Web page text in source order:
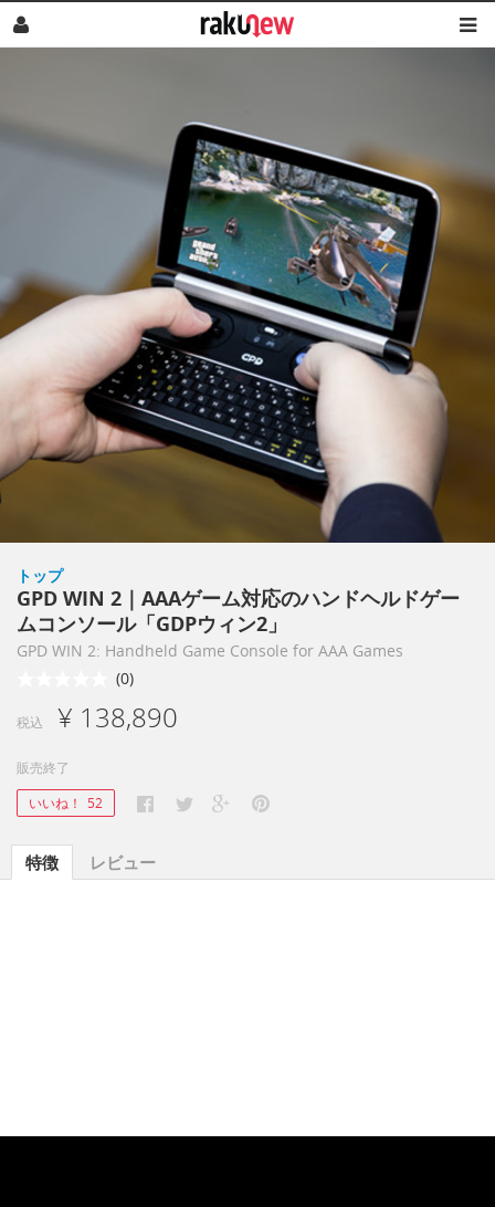
トップ
GPD WIN 2｜AAAゲーム対応のハンドヘルドゲー
ムコンソール「GDPウィン2」
GPD WIN 2: Handheld Game Console for AAA Games
(0)
税込 ¥ 138,890
販売終了
いいね！ 52
特徴 レビュー